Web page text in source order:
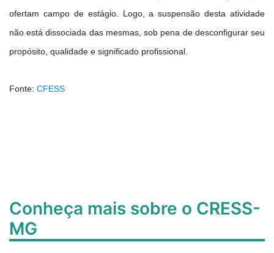
ofertam campo de estágio. Logo, a suspensão desta atividade
não está dissociada das mesmas, sob pena de desconfigurar seu
propósito, qualidade e significado profissional.
Fonte: CFESS
Conheça mais sobre o CRESS-
MG